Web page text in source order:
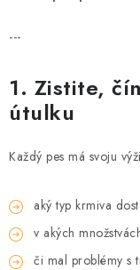
ZNAČKY
Vernostný program a
Doprava SK
O nás
BARF pre psov a
---
1. Zistite,
útulku
Každý pes má svoju
aký typ krmiva
v akých
či mal problémy s